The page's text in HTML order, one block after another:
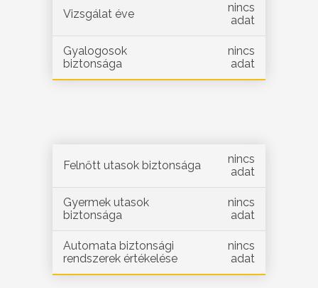
Vizsgálat éve
nincs
adat
Gyalogosok
biztonsága
nincs
adat
Felnőtt utasok biztonsága
nincs
adat
Gyermek utasok
biztonsága
nincs
adat
Automata biztonsági
rendszerek értékelése
nincs
adat